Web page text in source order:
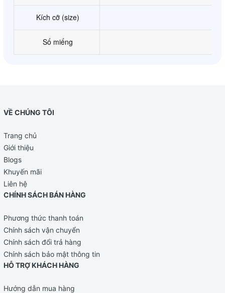
Kích cỡ (size)
Số miếng
Ưu điểm nổi bật
VỀ CHÚNG TÔI
Trang chủ
Giới thiệu
Blogs
Khuyến mãi
Liên hệ
CHÍNH SÁCH BÁN HÀNG
Phương thức thanh toán
Chính sách vận chuyển
Chính sách đổi trả hàng
Chính sách bảo mật thông tin
HỖ TRỢ KHÁCH HÀNG
Hướng dẫn mua hàng